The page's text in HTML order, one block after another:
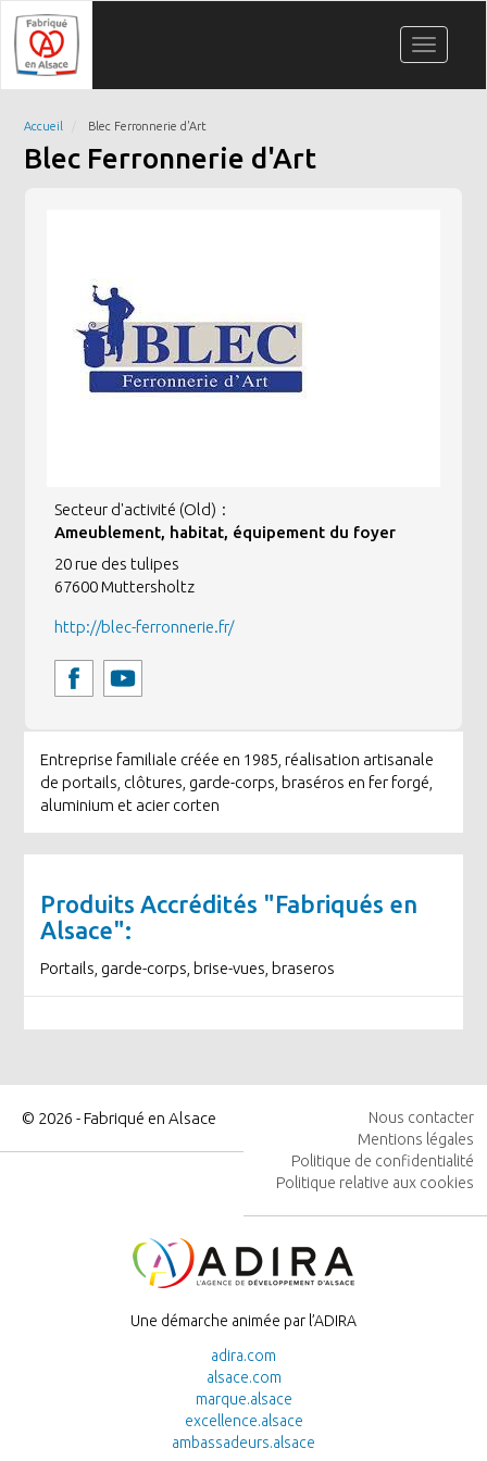
Aller
au
contenu
principal
Toggle
Accueil Blec Ferronnerie d'Art
Blec Ferronnerie d'Art
Secteur d'activité (Old)
Ameublement, habitat, équipement du foyer
20 rue des tulipes
67600Muttersholtz
http://blec-ferronnerie.fr/
Entreprise familiale créée en 1985, réalisation artisanale
de portails, clôtures, garde-corps, braséros en fer forgé,
aluminium et acier corten
Produits Accrédités "Fabriqués en
Alsace":
Portails, garde-corps, brise-vues, braseros
© 2026 - Fabriqué en Alsace
PIED
DE
PAGE
Nous contacter
Mentions légales
Politique de confidentialité
Politique relative aux cookies
Une démarche animée par l’ADIRA
adira.com
alsace.com
marque.alsace
excellence.alsace
ambassadeurs.alsace
Panneau de gestion des cookies